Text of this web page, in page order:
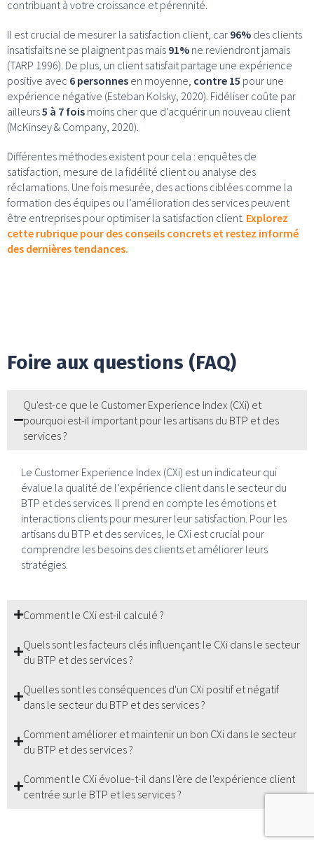
contribuant à votre croissance et pérennité.
Il est crucial de mesurer la satisfaction client, car 96% des clients
insatisfaits ne se plaignent pas mais 91% ne reviendront jamais
(TARP 1996). De plus, un client satisfait partage une expérience
positive avec 6 personnes en moyenne, contre 15 pour une
expérience négative (Esteban Kolsky, 2020). Fidéliser coûte par
ailleurs5 à 7 fois moins cher que d’acquérir un nouveau client
(McKinsey & Company, 2020).
Différentes méthodes existent pour cela : enquêtes de
satisfaction, mesure de la fidélité client ou analyse des
réclamations. Une fois mesurée, des actions ciblées comme la
formation des équipes ou l’amélioration des services peuvent
être entreprises pour optimiser la satisfaction client. Explorez
cette rubrique pour des conseils concrets et restez informé
des dernières tendances.
Foire aux questions (FAQ)
Qu'est-ce que le Customer Experience Index (CXi) et
pourquoi est-il important pour les artisans du BTP et des
services ?
Le Customer Experience Index (CXi) est un indicateur qui
évalue la qualité de l’expérience client dans le secteur du
BTP et des services. Il prend en compte les émotions et
interactions clients pour mesurer leur satisfaction. Pour les
artisans du BTP et des services, le CXi est crucial pour
comprendre les besoins des clients et améliorer leurs
stratégies.
Comment le CXi est-il calculé ?
Quels sont les facteurs clés influençant le CXi dans le secteur
du BTP et des services ?
Quelles sont les conséquences d'un CXi positif et négatif
dans le secteur du BTP et des services ?
Comment améliorer et maintenir un bon CXi dans le secteur
du BTP et des services ?
Comment le CXi évolue-t-il dans l'ère de l'expérience client
centrée sur le BTP et les services ?